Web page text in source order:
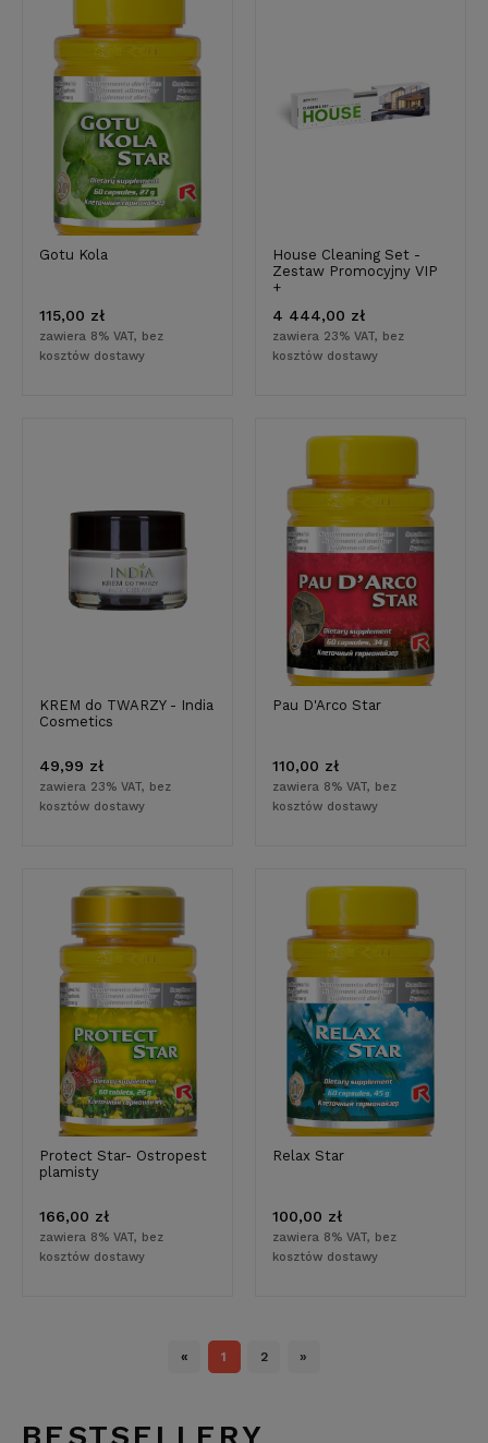
Gotu Kola
115,00 zł
zawiera 8% VAT, bez
kosztów dostawy
House Cleaning Set -
Zestaw Promocyjny VIP
+
4 444,00 zł
zawiera 23% VAT, bez
kosztów dostawy
KREM do TWARZY - India
Cosmetics
49,99 zł
zawiera 23% VAT, bez
kosztów dostawy
Pau D'Arco Star
110,00 zł
zawiera 8% VAT, bez
kosztów dostawy
Protect Star- Ostropest
plamisty
166,00 zł
zawiera 8% VAT, bez
kosztów dostawy
Relax Star
100,00 zł
zawiera 8% VAT, bez
kosztów dostawy
« 1 2 »
BESTSELLERY